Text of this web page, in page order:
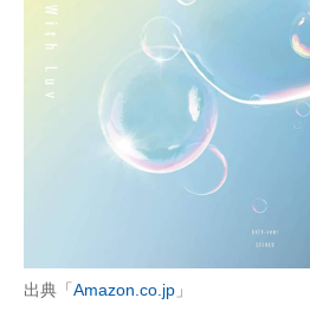
企業ITのトレンドを詳説
経営リーダーのコミュニティ
マーケ×ITの今がよく分かる
企業向けIT製品の総合サイト
出典「 Amazon.co.jp 」